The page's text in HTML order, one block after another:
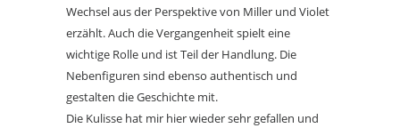
Wechsel aus der Perspektive von Miller und Violet
erzählt. Auch die Vergangenheit spielt eine
wichtige Rolle und ist Teil der Handlung. Die
Nebenfiguren sind ebenso authentisch und
gestalten die Geschichte mit.
Die Kulisse hat mir hier wieder sehr gefallen und